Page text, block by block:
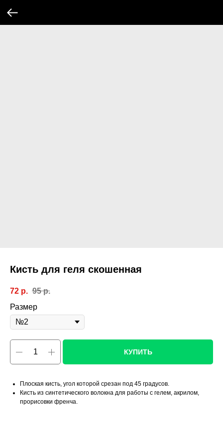
Кисть для геля скошенная
72 р. 95 р.
Размер
КУПИТЬ
Плоская кисть, угол которой срезан под 45 градусов.
Кисть из синтетического волокна для работы с гелем, акрилом,
прорисовки френча.